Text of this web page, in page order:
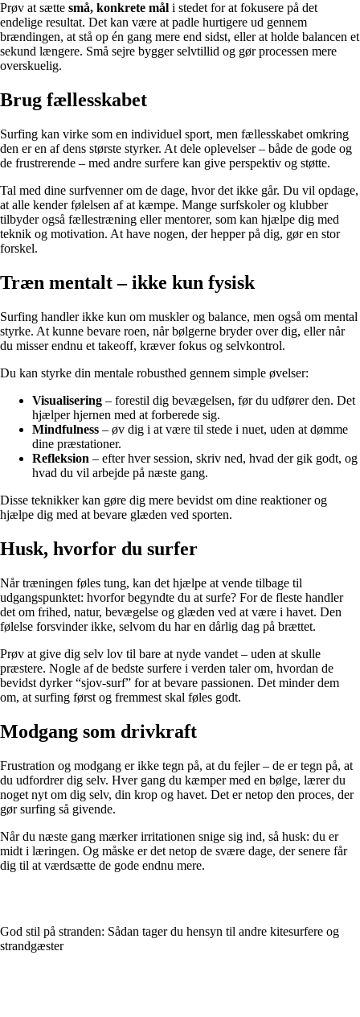
Prøv at sætte små, konkrete mål i stedet for at fokusere på det
endelige resultat. Det kan være at padle hurtigere ud gennem
brændingen, at stå op én gang mere end sidst, eller at holde balancen et
sekund længere. Små sejre bygger selvtillid og gør processen mere
overskuelig.
Brug fællesskabet
Surfing kan virke som en individuel sport, men fællesskabet omkring
den er en af dens største styrker. At dele oplevelser – både de gode og
de frustrerende – med andre surfere kan give perspektiv og støtte.
Tal med dine surfvenner om de dage, hvor det ikke går. Du vil opdage,
at alle kender følelsen af at kæmpe. Mange surfskoler og klubber
tilbyder også fællestræning eller mentorer, som kan hjælpe dig med
teknik og motivation. At have nogen, der hepper på dig, gør en stor
forskel.
Træn mentalt – ikke kun fysisk
Surfing handler ikke kun om muskler og balance, men også om mental
styrke. At kunne bevare roen, når bølgerne bryder over dig, eller når
du misser endnu et takeoff, kræver fokus og selvkontrol.
Du kan styrke din mentale robusthed gennem simple øvelser:
Visualisering – forestil dig bevægelsen, før du udfører den. Det
hjælper hjernen med at forberede sig.
Mindfulness – øv dig i at være til stede i nuet, uden at dømme
dine præstationer.
Refleksion – efter hver session, skriv ned, hvad der gik godt, og
hvad du vil arbejde på næste gang.
Disse teknikker kan gøre dig mere bevidst om dine reaktioner og
hjælpe dig med at bevare glæden ved sporten.
Husk, hvorfor du surfer
Når træningen føles tung, kan det hjælpe at vende tilbage til
udgangspunktet: hvorfor begyndte du at surfe? For de fleste handler
det om frihed, natur, bevægelse og glæden ved at være i havet. Den
følelse forsvinder ikke, selvom du har en dårlig dag på brættet.
Prøv at give dig selv lov til bare at nyde vandet – uden at skulle
præstere. Nogle af de bedste surfere i verden taler om, hvordan de
bevidst dyrker “sjov-surf” for at bevare passionen. Det minder dem
om, at surfing først og fremmest skal føles godt.
Modgang som drivkraft
Frustration og modgang er ikke tegn på, at du fejler – de er tegn på, at
du udfordrer dig selv. Hver gang du kæmper med en bølge, lærer du
noget nyt om dig selv, din krop og havet. Det er netop den proces, der
gør surfing så givende.
Når du næste gang mærker irritationen snige sig ind, så husk: du er
midt i læringen. Og måske er det netop de svære dage, der senere får
dig til at værdsætte de gode endnu mere.
God stil på stranden: Sådan tager du hensyn til andre kitesurfere og
strandgæster